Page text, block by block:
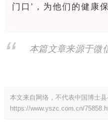
门口’，为他们的健康
本篇文章来源于微
本文来自网络，不代表中国博士
https://www.yszc.com.cn/